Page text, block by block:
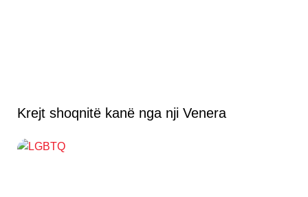
Krejt shoqnitë kanë nga nji Venera